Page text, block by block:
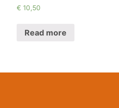
€ 10,50
Read more